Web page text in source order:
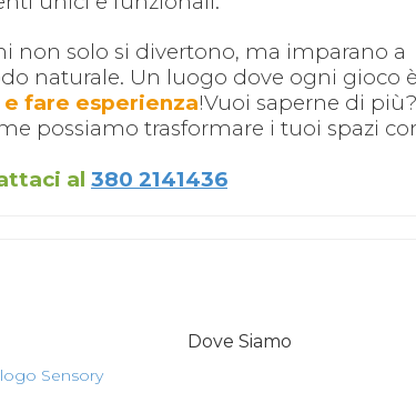
non solo si divertono, ma imparano a
naturale. Un luogo dove ogni gioco è
fare esperienza!Vuoi saperne di
possiamo trasformare i tuoi spazi
al 380 2141436
Sensory
Dove Siamo